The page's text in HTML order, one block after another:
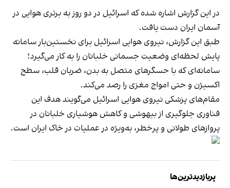
در این گزارش اشاره شده که اسرائیل در دو روز به برتری هوایی در
آسمان ایران دست یافت.
طبق این گزارش، نیروی هوایی اسرائیل برای نخستین‌بار سامانه
پایش لحظه‌ای وضعیت جسمانی خلبانان را به کار می‌گیرد؛
سامانه‌ای که با حسگرهای متصل به بدن، ضربان قلب، سطح
اکسیژن و حتی امواج مغزی را رصد می‌کند.
مقام‌های پزشکی نیروی هوایی اسرائیل می‌گویند هدف این
فناوری جلوگیری از بیهوشی و کاهش هوشیاری خلبانان در
پروازهای طولانی و پرخطر، به‌ویژه در عملیات‌ در خاک ایران است.
پربازدیدترین‌ها